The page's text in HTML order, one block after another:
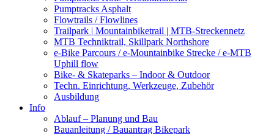
Pumptracks Asphalt
Flowtrails / Flowlines
Trailpark | Mountainbiketrail | MTB-Streckennetz
MTB Techniktrail, Skillpark Northshore
e-Bike Parcours / e-Mountainbike Strecke / e-MTB
Uphill flow
Bike- & Skateparks – Indoor & Outdoor
Techn. Einrichtung, Werkzeuge, Zubehör
Ausbildung
Info
Ablauf – Planung und Bau
Bauanleitung / Bauantrag Bikepark